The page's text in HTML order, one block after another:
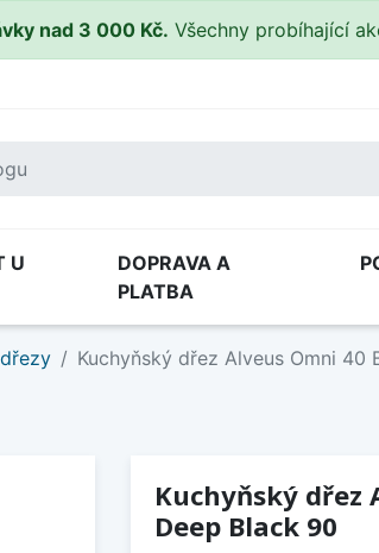
nad 3 000 Kč. Všechny probíhající
U
DOPRAVA A
PLATBA
Kuchyňský dřez Alveus Omni 40
Kuchyňský dřez
Deep Black 90